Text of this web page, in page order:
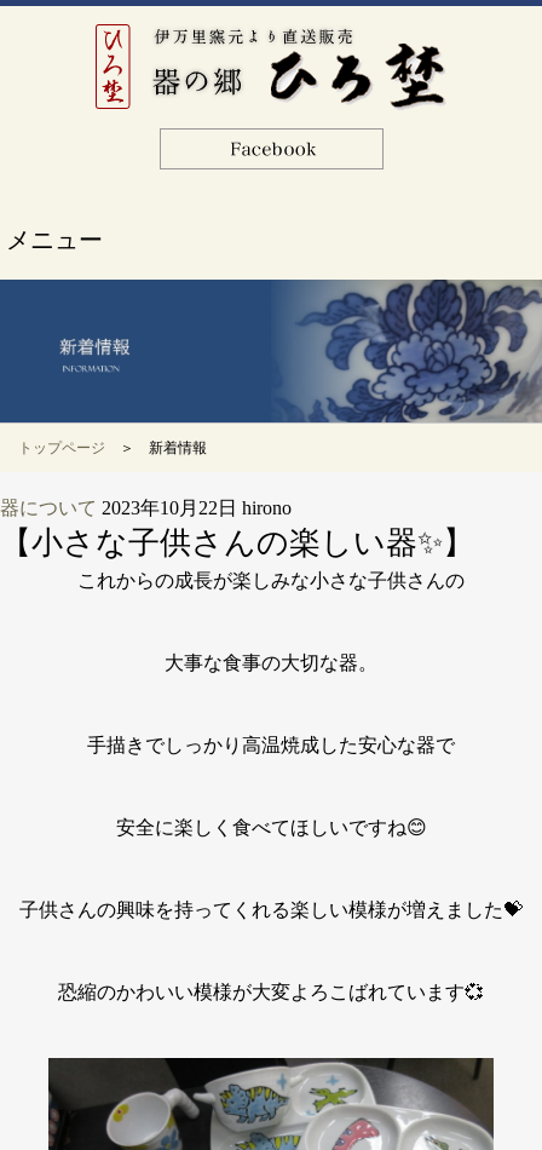
メニュー
トップページ ＞ 新着情報
器について 2023年10月22日 hirono
【小さな子供さんの楽しい器✨】
これからの成長が楽しみな小さな子供さんの
大事な食事の大切な器。
手描きでしっかり高温焼成した安心な器で
安全に楽しく食べてほしいですね😊
子供さんの興味を持ってくれる楽しい模様が増えました💝
恐縮のかわいい模様が大変よろこばれています💞